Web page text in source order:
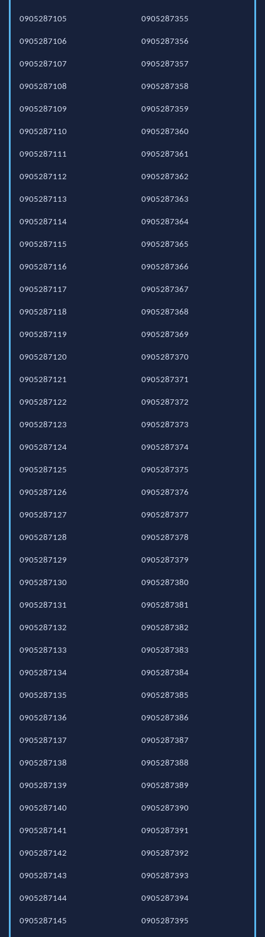
0905287105
0905287106
0905287107
0905287108
0905287109
0905287110
0905287111
0905287112
0905287113
0905287114
0905287115
0905287116
0905287117
0905287118
0905287119
0905287120
0905287121
0905287122
0905287123
0905287124
0905287125
0905287126
0905287127
0905287128
0905287129
0905287130
0905287131
0905287132
0905287133
0905287134
0905287135
0905287136
0905287137
0905287138
0905287139
0905287140
0905287141
0905287142
0905287143
0905287144
0905287145
0905287355
0905287356
0905287357
0905287358
0905287359
0905287360
0905287361
0905287362
0905287363
0905287364
0905287365
0905287366
0905287367
0905287368
0905287369
0905287370
0905287371
0905287372
0905287373
0905287374
0905287375
0905287376
0905287377
0905287378
0905287379
0905287380
0905287381
0905287382
0905287383
0905287384
0905287385
0905287386
0905287387
0905287388
0905287389
0905287390
0905287391
0905287392
0905287393
0905287394
0905287395